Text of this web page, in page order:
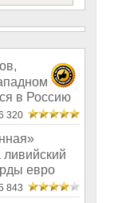
в Россию
320
евро
843